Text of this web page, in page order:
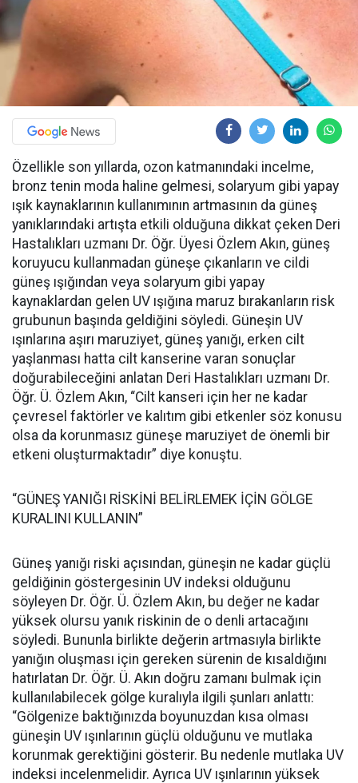
Özellikle son yıllarda, ozon katmanındaki incelme,
bronz tenin moda haline gelmesi, solaryum gibi yapay
ışık kaynaklarının kullanımının artmasının da güneş
yanıklarındaki artışta etkili olduğuna dikkat çeken Deri
Hastalıkları uzmanı Dr. Öğr. Üyesi Özlem Akın, güneş
koruyucu kullanmadan güneşe çıkanların ve cildi
güneş ışığından veya solaryum gibi yapay
kaynaklardan gelen UV ışığına maruz bırakanların risk
grubunun başında geldiğini söyledi. Güneşin UV
ışınlarına aşırı maruziyet, güneş yanığı, erken cilt
yaşlanması hatta cilt kanserine varan sonuçlar
doğurabileceğini anlatan Deri Hastalıkları uzmanı Dr.
Öğr. Ü. Özlem Akın, “Cilt kanseri için her ne kadar
çevresel faktörler ve kalıtım gibi etkenler söz konusu
olsa da korunmasız güneşe maruziyet de önemli bir
etkeni oluşturmaktadır” diye konuştu.
“GÜNEŞ YANIĞI RİSKİNİ BELİRLEMEK İÇİN GÖLGE
KURALINI KULLANIN”
Güneş yanığı riski açısından, güneşin ne kadar güçlü
geldiğinin göstergesinin UV indeksi olduğunu
söyleyen Dr. Öğr. Ü. Özlem Akın, bu değer ne kadar
yüksek olursu yanık riskinin de o denli artacağını
söyledi. Bununla birlikte değerin artmasıyla birlikte
yanığın oluşması için gereken sürenin de kısaldığını
hatırlatan Dr. Öğr. Ü. Akın doğru zamanı bulmak için
kullanılabilecek gölge kuralıyla ilgili şunları anlattı:
“Gölgenize baktığınızda boyunuzdan kısa olması
güneşin UV ışınlarının güçlü olduğunu ve mutlaka
korunmak gerektiğini gösterir. Bu nedenle mutlaka UV
indeksi incelenmelidir. Ayrıca UV ışınlarının yüksek